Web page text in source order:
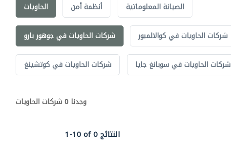
الحاويات أنظمة أمن الصيانة المعلوماتية
شركات الحاويات في جوهور بارو شركات الحاويات في كوالالمبور
شركات الحاويات في كوتشينغ شركات الحاويات في سوبانغ جايا
وجدنا 0 شركات الحاويات
1-10 of 0 النتائج